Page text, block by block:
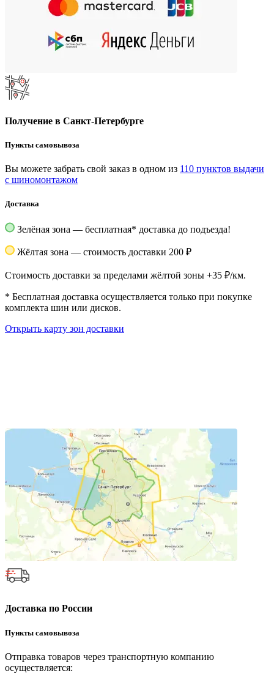
Получение в Санкт-Петербурге
Пункты самовывоза
Вы можете забрать свой заказ в одном из 110 пунктов выдачи
с шиномонтажом
Доставка
Зелёная зона — бесплатная* доставка до подъезда!
Жёлтая зона — стоимость доставки 200 ₽
Стоимость доставки за пределами жёлтой зоны +35 ₽/км.
* Бесплатная доставка осуществляется только при покупке
комплекта шин или дисков.
Открыть карту зон доставки
Доставка по России
Пункты самовывоза
Отправка товаров через транспортную компанию
осуществляется: